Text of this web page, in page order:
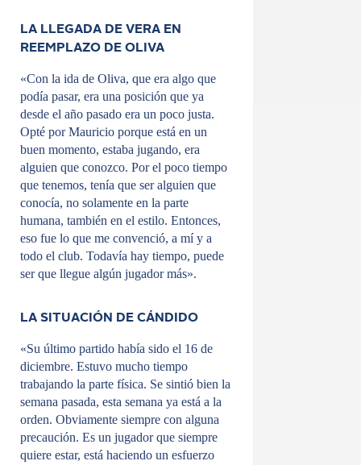
LA LLEGADA DE VERA EN
REEMPLAZO DE OLIVA
«Con la ida de Oliva, que era algo que
podía pasar, era una posición que ya
desde el año pasado era un poco justa.
Opté por Mauricio porque está en un
buen momento, estaba jugando, era
alguien que conozco. Por el poco tiempo
que tenemos, tenía que ser alguien que
conocía, no solamente en la parte
humana, también en el estilo. Entonces,
eso fue lo que me convenció, a mí y a
todo el club. Todavía hay tiempo, puede
ser que llegue algún jugador más».
LA SITUACIÓN DE CÁNDIDO
«Su último partido había sido el 16 de
diciembre. Estuvo mucho tiempo
trabajando la parte física. Se sintió bien la
semana pasada, esta semana ya está a la
orden. Obviamente siempre con alguna
precaución. Es un jugador que siempre
quiere estar, está haciendo un esfuerzo